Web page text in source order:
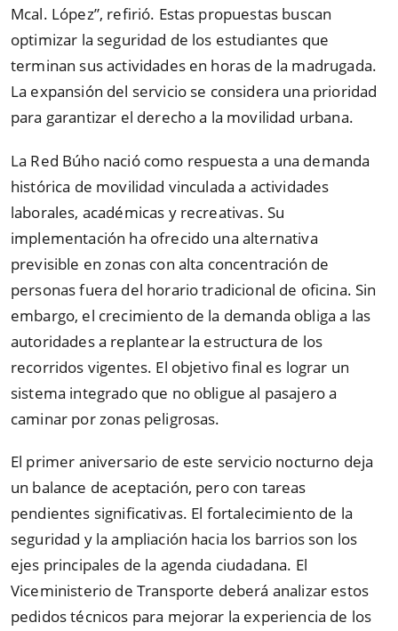
Mcal. López”, refirió. Estas propuestas buscan
optimizar la seguridad de los estudiantes que
terminan sus actividades en horas de la madrugada.
La expansión del servicio se considera una prioridad
para garantizar el derecho a la movilidad urbana.
La Red Búho nació como respuesta a una demanda
histórica de movilidad vinculada a actividades
laborales, académicas y recreativas. Su
implementación ha ofrecido una alternativa
previsible en zonas con alta concentración de
personas fuera del horario tradicional de oficina. Sin
embargo, el crecimiento de la demanda obliga a las
autoridades a replantear la estructura de los
recorridos vigentes. El objetivo final es lograr un
sistema integrado que no obligue al pasajero a
caminar por zonas peligrosas.
El primer aniversario de este servicio nocturno deja
un balance de aceptación, pero con tareas
pendientes significativas. El fortalecimiento de la
seguridad y la ampliación hacia los barrios son los
ejes principales de la agenda ciudadana. El
Viceministerio de Transporte deberá analizar estos
pedidos técnicos para mejorar la experiencia de los